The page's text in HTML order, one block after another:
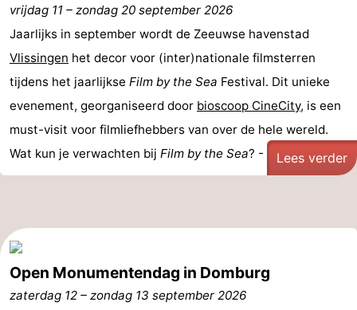
vrijdag 11 – zondag 20 september 2026
Jaarlijks in september wordt de Zeeuwse havenstad
Vlissingen het decor voor (inter)nationale filmsterren
tijdens het jaarlijkse Film by the Sea Festival. Dit unieke
evenement, georganiseerd door bioscoop CineCity, is een
must-visit voor filmliefhebbers van over de hele wereld.
Wat kun je verwachten bij Film by the Sea? - ... Lees verder
Open Monumentendag in Domburg
zaterdag 12 – zondag 13 september 2026